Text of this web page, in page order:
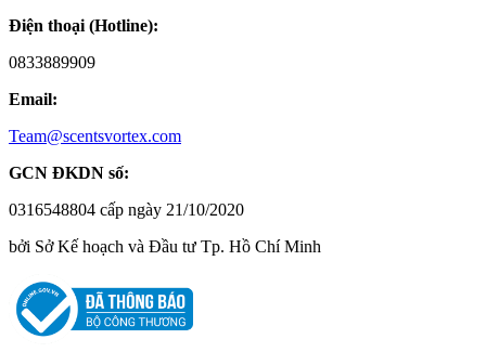
Điện thoại (Hotline):
0833889909
Email:
Team@scentsvortex.com
GCN ĐKDN số:
0316548804 cấp ngày 21/10/2020
bởi Sở Kế hoạch và Đầu tư Tp. Hồ Chí Minh